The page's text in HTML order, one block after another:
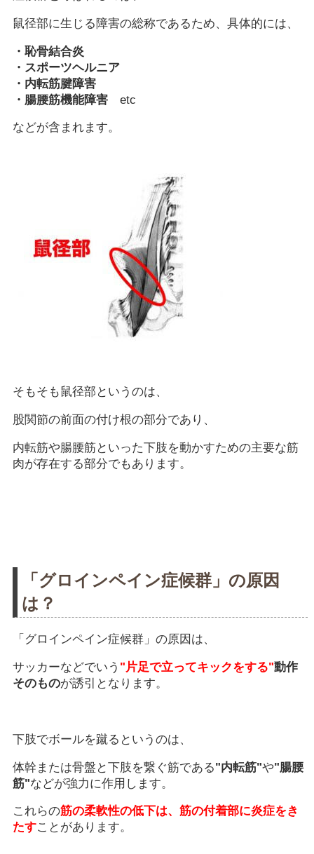
鼠径部に生じる障害の総称であるため、具体的には、
・恥骨結合炎
・スポーツヘルニア
・内転筋腱障害
・腸腰筋機能障害etc
などが含まれます。
そもそも鼠径部というのは、
股関節の前面の付け根の部分であり、
内転筋や腸腰筋といった下肢を動かすための主要な筋
肉が存在する部分でもあります。
「グロインペイン症候群」の原因
は？
「グロインペイン症候群」の原因は、
サッカーなどでいう "片足で立ってキックをする"動作
そのものが誘引となります。
下肢でボールを蹴るというのは、
体幹または骨盤と下肢を繋ぐ筋である"内転筋"や"腸腰
筋"などが強力に作用します。
これらの筋の柔軟性の低下は、筋の付着部に炎症をき
たすことがあります。